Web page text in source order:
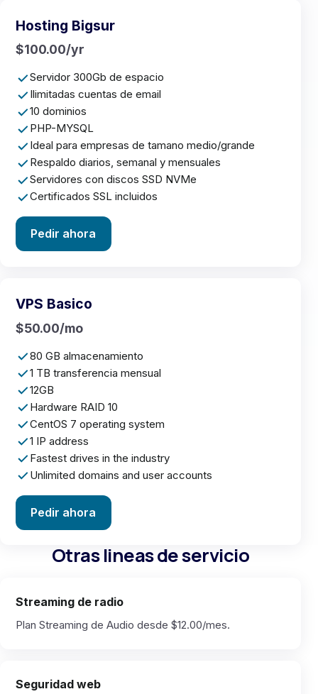
Hosting Bigsur
$100.00/yr
Servidor 300Gb de espacio
Ilimitadas cuentas de email
10 dominios
PHP-MYSQL
Ideal para empresas de tamano medio/grande
Respaldo diarios, semanal y mensuales
Servidores con discos SSD NVMe
Certificados SSL incluidos
Pedir ahora
VPS Basico
$50.00/mo
80 GB almacenamiento
1 TB transferencia mensual
12GB
Hardware RAID 10
CentOS 7 operating system
1 IP address
Fastest drives in the industry
Unlimited domains and user accounts
Pedir ahora
Otras lineas de servicio
Streaming de radio
Plan Streaming de Audio desde $12.00/mes.
Seguridad web